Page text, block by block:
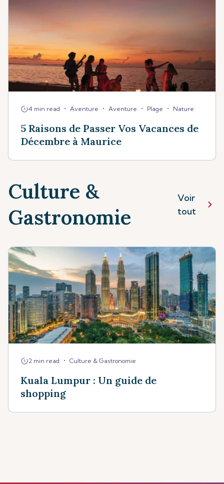
4 min read • Aventure • Aventure • Plage • Nature
5 Raisons de Passer Vos Vacances de
Décembre à Maurice
Culture &
Gastronomie
Voir
tout
2 min read • Culture & Gastronomie
Kuala Lumpur : Un guide de
shopping